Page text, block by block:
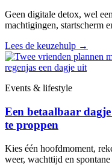
Geen digitale detox, wel
machtigingen, startscherm
Lees de keuzehulp →
Events & lifestyle
Een betaalbaar
te proppen
Kies één hoofdmoment,
weer, wachttijd en